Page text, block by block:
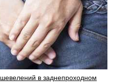
в заднепроходном